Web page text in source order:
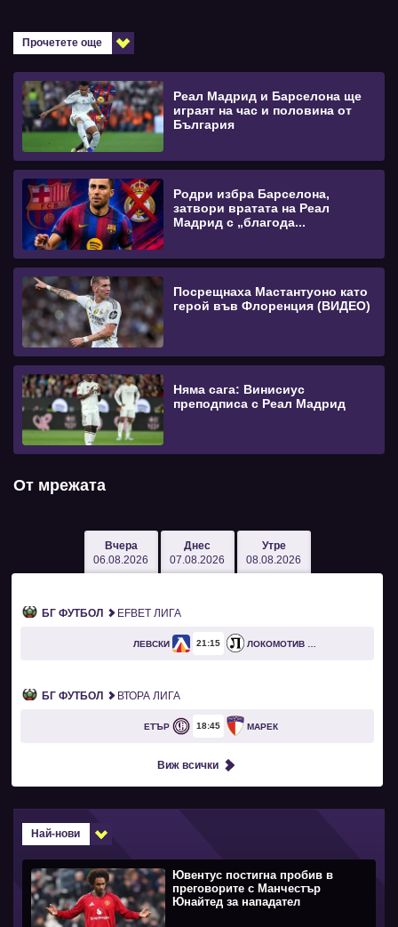
Прочетете още
Реал Мадрид и Барселона ще
играят на час и половина от
България
Родри избра Барселона,
затвори вратата на Реал
Мадрид с „благода...
Посрещнаха Мастантуоно като
герой във Флоренция (ВИДЕО)
Няма сага: Винисиус
преподписа с Реал Мадрид
От мрежата
Вчера
06.08.2026
Днес
07.08.2026
Утре
08.08.2026
БГ ФУТБОЛ EFBET ЛИГА
ЛЕВСКИ 21 15
БГ ФУТБОЛ ВТОРА ЛИГА
ЕТЪР 18 45 МАРЕК
Виж всички
Най-нови
Ювентус постигна пробив в
преговорите с Манчестър
Юнайтед за нападател